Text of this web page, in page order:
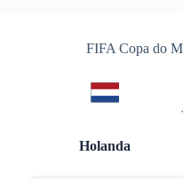
FIFA Copa do
Holanda